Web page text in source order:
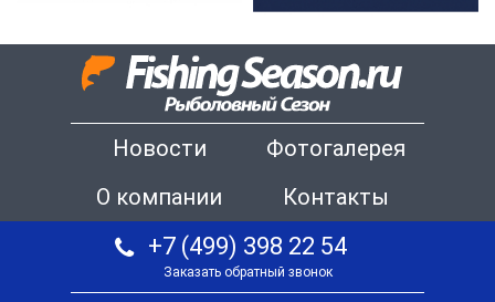
Новости
Фотогалерея
О компании
Контакты
+7 (499) 398 22 54
Заказать обратный звонок